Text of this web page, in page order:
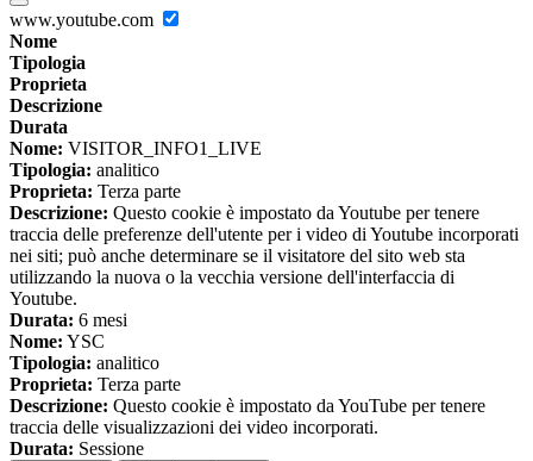
www.youtube.com
Nome
Tipologia
Proprieta
Descrizione
Durata
Nome: VISITOR_INFO1_LIVE
Tipologia: analitico
Proprieta: Terza parte
Descrizione: Questo cookie è impostato da Youtube per tenere
traccia delle preferenze dell'utente per i video di Youtube incorporati
nei siti; può anche determinare se il visitatore del sito web sta
utilizzando la nuova o la vecchia versione dell'interfaccia di
Youtube.
Durata: 6 mesi
Nome: YSC
Tipologia: analitico
Proprieta: Terza parte
Descrizione: Questo cookie è impostato da YouTube per tenere
traccia delle visualizzazioni dei video incorporati.
Durata: Sessione